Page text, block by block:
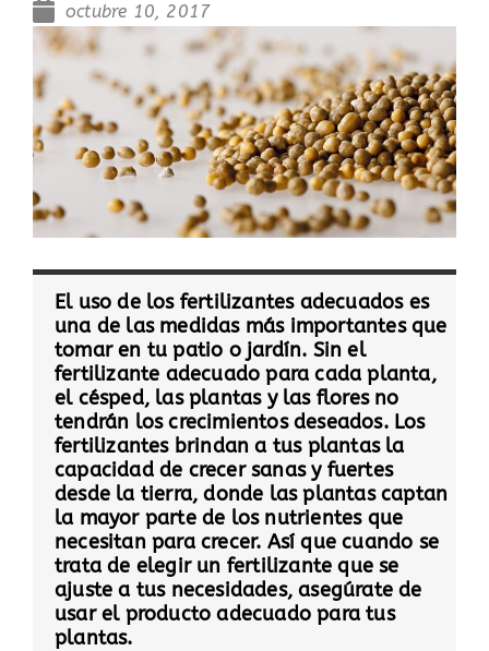
octubre 10, 2017
El uso de los fertilizantes adecuados es
una de las medidas más importantes que
tomar en tu patio o jardín. Sin el
fertilizante adecuado para cada planta,
el césped, las plantas y las flores no
tendrán los crecimientos deseados. Los
fertilizantes brindan a tus plantas la
capacidad de crecer sanas y fuertes
desde la tierra, donde las plantas captan
la mayor parte de los nutrientes que
necesitan para crecer. Así que cuando se
trata de elegir un fertilizante que se
ajuste a tus necesidades, asegúrate de
usar el producto adecuado para tus
plantas.